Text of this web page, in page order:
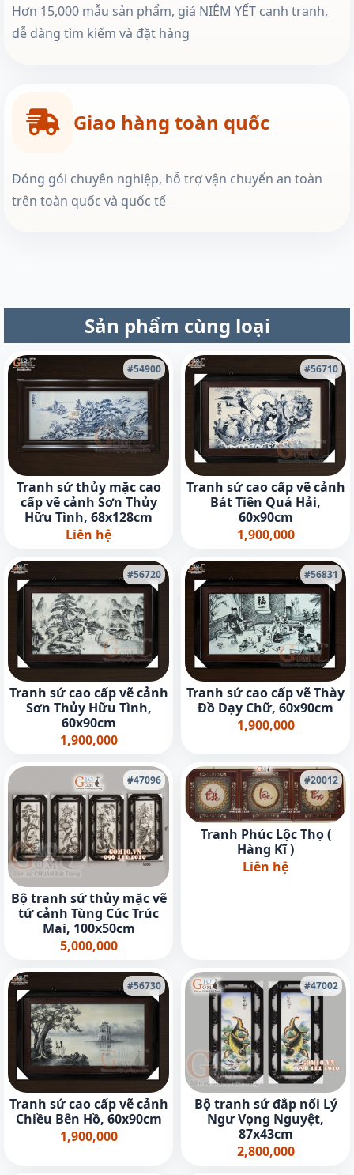
Hơn 15,000 mẫu sản phẩm, giá NIÊM YẾT cạnh tranh,
dễ dàng tìm kiếm và đặt hàng
Giao hàng toàn quốc
Đóng gói chuyên nghiệp, hỗ trợ vận chuyển an toàn
trên toàn quốc và quốc tế
Sản phẩm cùng loại
#54900
Tranh sứ thủy mặc cao
cấp vẽ cảnh Sơn Thủy
Hữu Tình, 68x128cm
Liên hệ
#56710
Tranh sứ cao cấp vẽ cảnh
Bát Tiên Quá Hải,
60x90cm
1,900,000
#56720
Tranh sứ cao cấp vẽ cảnh
Sơn Thủy Hữu Tình,
60x90cm
1,900,000
#56831
Tranh sứ cao cấp vẽ Thày
Đồ Dạy Chữ, 60x90cm
1,900,000
#47096
Bộ tranh sứ thủy mặc vẽ
tứ cảnh Tùng Cúc Trúc
Mai, 100x50cm
5,000,000
#20012
Tranh Phúc Lộc Thọ (
Hàng Kĩ )
Liên hệ
#56730
Tranh sứ cao cấp vẽ cảnh
Chiều Bên Hồ, 60x90cm
1,900,000
#47002
Bộ tranh sứ đắp nổi Lý
Ngư Vọng Nguyệt,
87x43cm
2,800,000